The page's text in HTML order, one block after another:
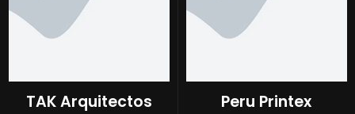
TAK Arquitectos Peru Printex